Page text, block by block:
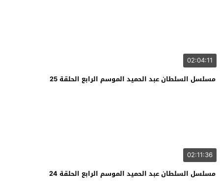
02:04:11
مسلسل السلطان عبد الحميد الموسم الرابع الحلقة 25
02:11:36
مسلسل السلطان عبد الحميد الموسم الرابع الحلقة 24